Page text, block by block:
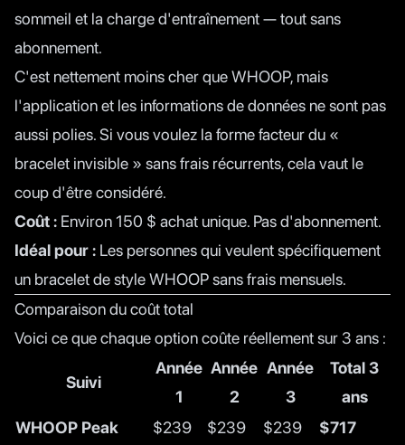
sommeil et la charge d'entraînement — tout sans
abonnement.
C'est nettement moins cher que WHOOP, mais
l'application et les informations de données ne sont pas
aussi polies. Si vous voulez la forme facteur du «
bracelet invisible » sans frais récurrents, cela vaut le
coup d'être considéré.
Coût : Environ 150 $ achat unique. Pas d'abonnement.
Idéal pour : Les personnes qui veulent spécifiquement
un bracelet de style WHOOP sans frais mensuels.
Comparaison du coût total
Voici ce que chaque option coûte réellement sur 3 ans :
Suivi
Année
1
Année
2
Année
3
Total 3
ans
WHOOP Peak
$239 $239 $239
$717